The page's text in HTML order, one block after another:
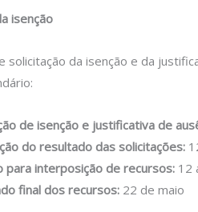
isenção
solicitação da isenção e da
de isenção e justificativa de
do resultado das solicitações:
para interposição de recursos: 12
final dos recursos: 22 de maio